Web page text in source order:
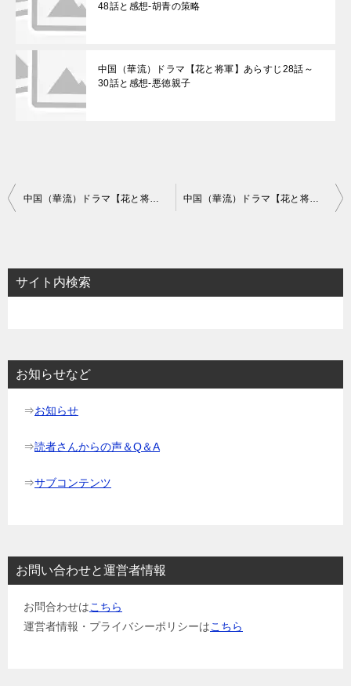
48話と感想-胡青の策略
中国（華流）ドラマ【花と将軍】あらすじ28話～
30話と感想-悪徳親子
投
ビ
ゲ
ョ
中国（華流）ドラマ【花と将軍】あらすじ46話～48話と感想-胡青の策略 中国（華流）ドラマ【花と将軍】あらすじ52話～54話と感想-覚悟を決めた柳惜音
サイト内検索
お知らせなど
⇒お知らせ
⇒読者さんからの声＆Q＆A
⇒サブコンテンツ
お問い合わせと運営者情報
お問合わせはこちら
運営者情報・プライバシーポリシーはこちら